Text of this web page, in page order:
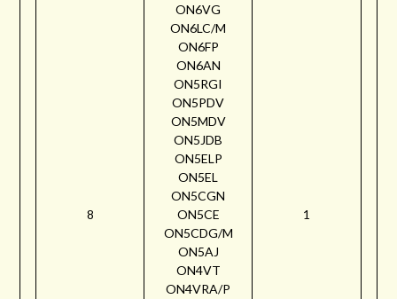
8
ON6VG
ON6LC/M
ON6FP
ON6AN
ON5RGI
ON5PDV
ON5MDV
ON5JDB
ON5ELP
ON5EL
ON5CGN
ON5CE
ON5CDG/M
ON5AJ
ON4VT
ON4VRA/P
1